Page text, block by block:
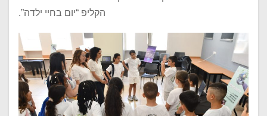
הקליפ “יום בחיי ילדה”.